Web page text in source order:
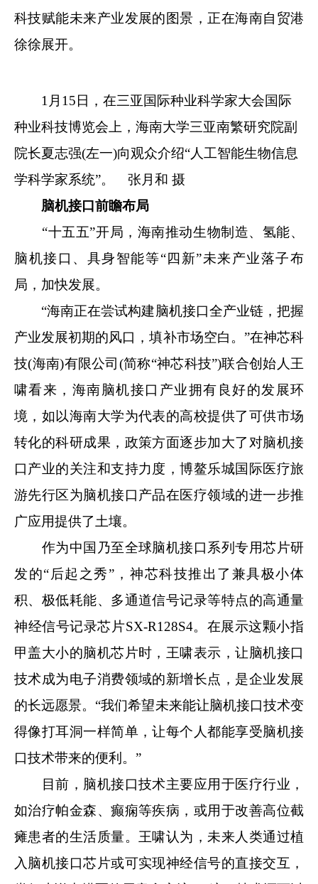
科技赋能未来产业发展的图景，正在海南自贸港
徐徐展开。
1月15日，在三亚国际种业科学家大会国际
种业科技博览会上，海南大学三亚南繁研究院副
院长夏志强(左一)向观众介绍“人工智能生物信息
学科学家系统”。 张月和 摄
脑机接口前瞻布局
“十五五”开局，海南推动生物制造、氢能、
脑机接口、具身智能等“四新”未来产业落子布
局，加快发展。
“海南正在尝试构建脑机接口全产业链，把握
产业发展初期的风口，填补市场空白。”在神芯科
技(海南)有限公司(简称“神芯科技”)联合创始人王
啸看来，海南脑机接口产业拥有良好的发展环
境，如以海南大学为代表的高校提供了可供市场
转化的科研成果，政策方面逐步加大了对脑机接
口产业的关注和支持力度，博鳌乐城国际医疗旅
游先行区为脑机接口产品在医疗领域的进一步推
广应用提供了土壤。
作为中国乃至全球脑机接口系列专用芯片研
发的“后起之秀”，神芯科技推出了兼具极小体
积、极低耗能、多通道信号记录等特点的高通量
神经信号记录芯片SX-R128S4。在展示这颗小指
甲盖大小的脑机芯片时，王啸表示，让脑机接口
技术成为电子消费领域的新增长点，是企业发展
的长远愿景。“我们希望未来能让脑机接口技术变
得像打耳洞一样简单，让每个人都能享受脑机接
口技术带来的便利。”
目前，脑机接口技术主要应用于医疗行业，
如治疗帕金森、癫痫等疾病，或用于改善高位截
瘫患者的生活质量。王啸认为，未来人类通过植
入脑机接口芯片或可实现神经信号的直接交互，